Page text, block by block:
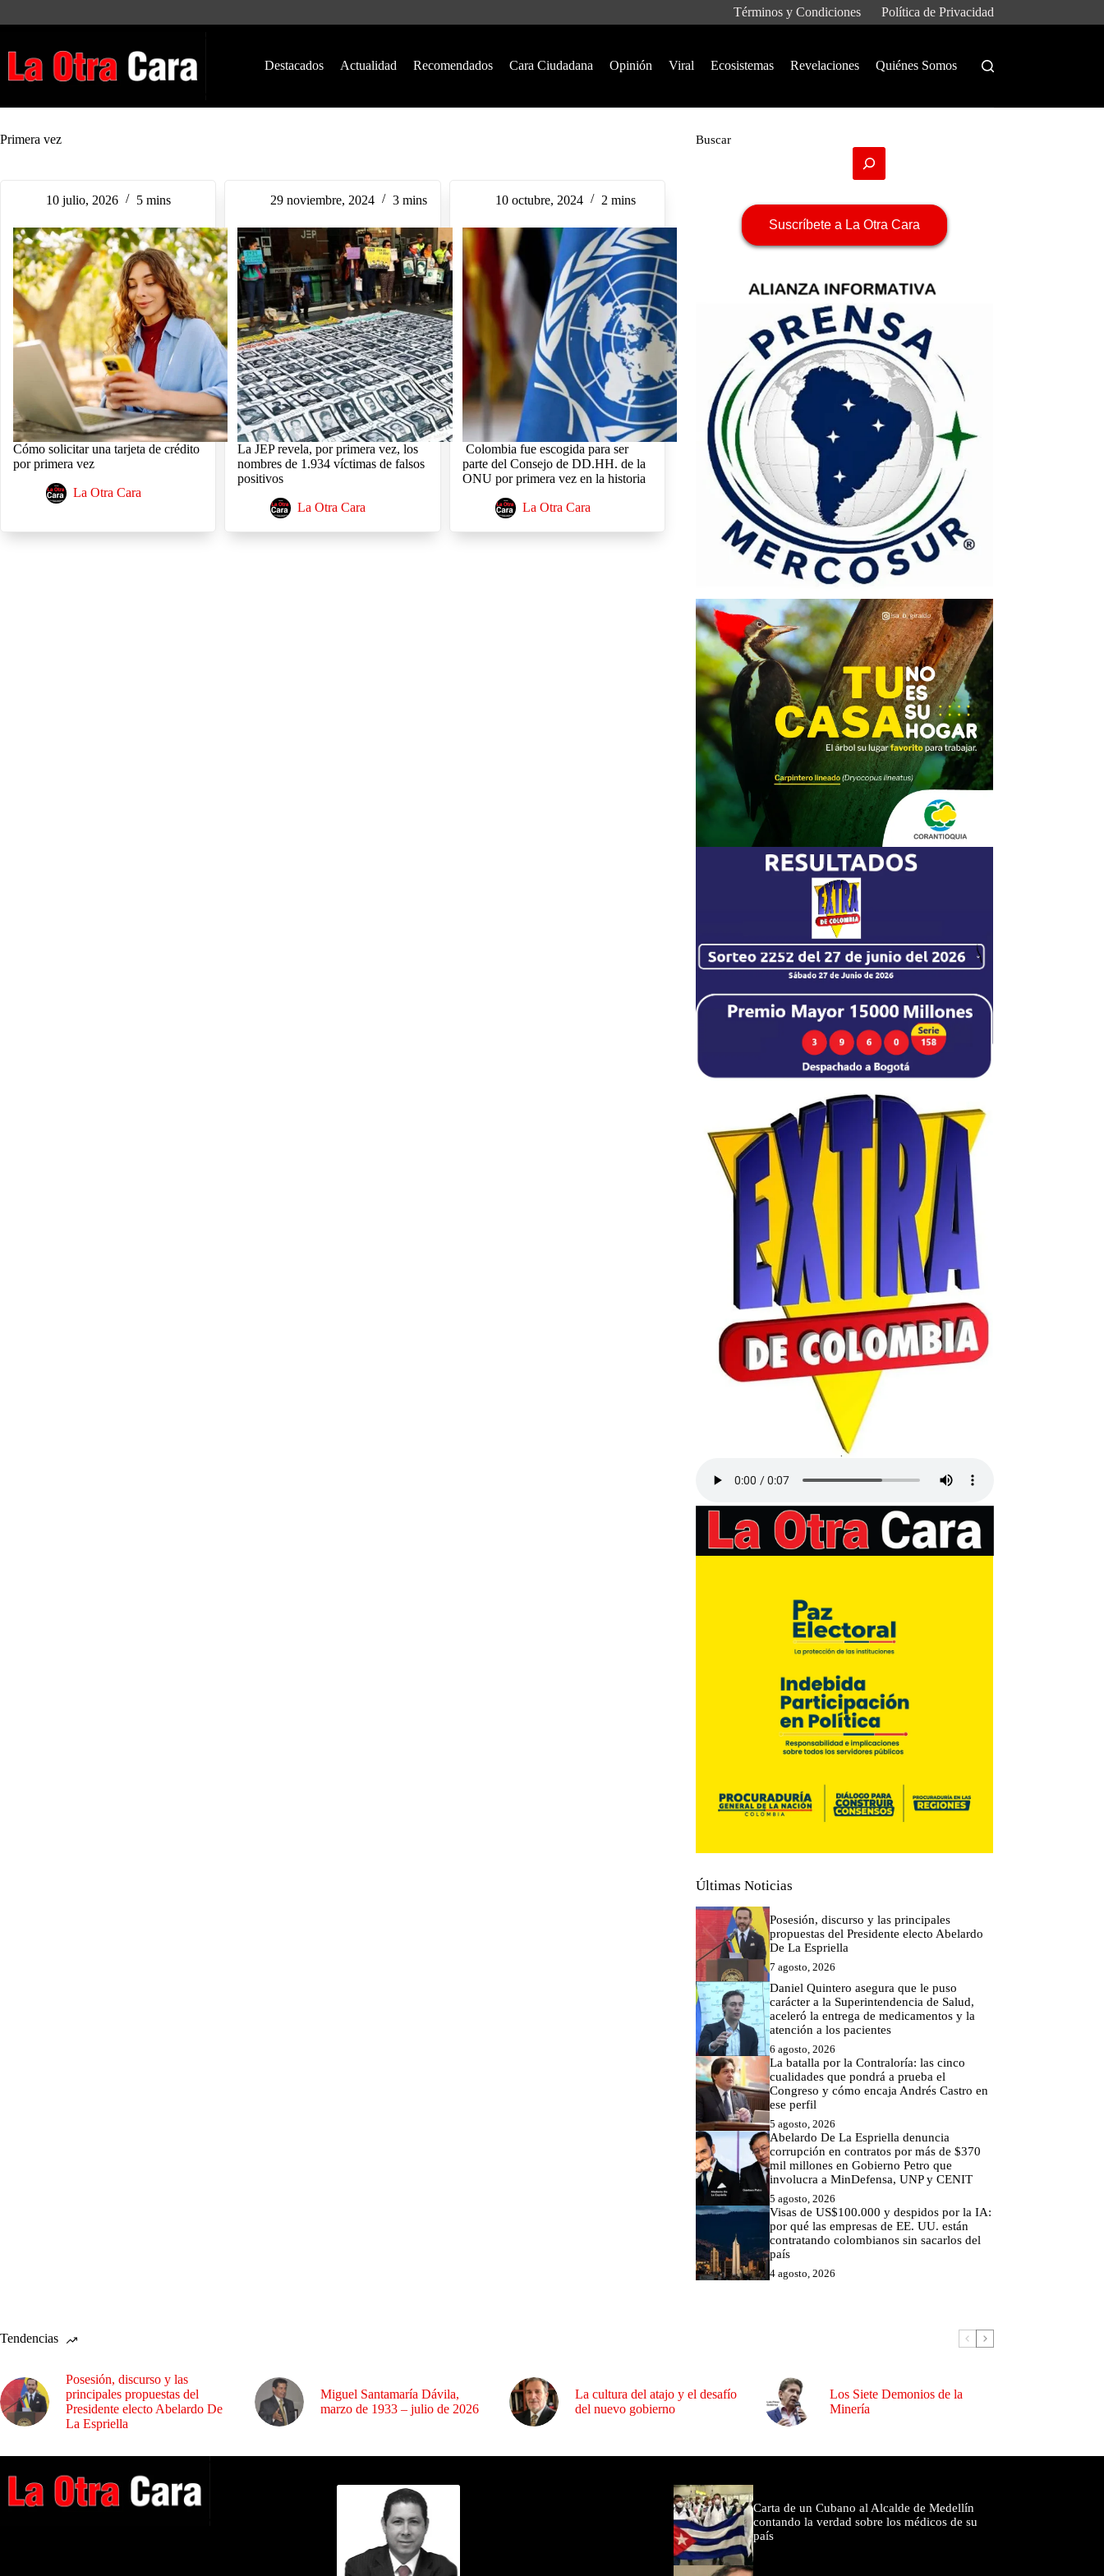
Términos y Condiciones Política de Privacidad
Destacados Actualidad Recomendados Cara Ciudadana Opinión Viral Ecosistemas Revelaciones Quiénes Somos
Primera vez
10 julio, 2026 5 mins
Cómo solicitar una tarjeta de crédito
por primera vez
La Otra Cara
29 noviembre, 2024 3 mins
La JEP revela, por primera vez, los
nombres de 1.934 víctimas de falsos
positivos
La Otra Cara
10 octubre, 2024 2 mins
Colombia fue escogida para ser
parte del Consejo de DD.HH. de la
ONU por primera vez en la historia
La Otra Cara
Buscar
Suscríbete a La Otra Cara
Últimas Noticias
Posesión, discurso y las principales
propuestas del Presidente electo Abelardo
De La Espriella
7 agosto, 2026
Daniel Quintero asegura que le puso
carácter a la Superintendencia de Salud,
aceleró la entrega de medicamentos y la
atención a los pacientes
6 agosto, 2026
La batalla por la Contraloría: las cinco
cualidades que pondrá a prueba el
Congreso y cómo encaja Andrés Castro en
ese perfil
5 agosto, 2026
Abelardo De La Espriella denuncia
corrupción en contratos por más de $370
mil millones en Gobierno Petro que
involucra a MinDefensa, UNP y CENIT
5 agosto, 2026
Visas de US$100.000 y despidos por la IA:
por qué las empresas de EE. UU. están
contratando colombianos sin sacarlos del
país
4 agosto, 2026
Tendencias
Posesión, discurso y las
principales propuestas del
Presidente electo Abelardo De
La Espriella
Miguel Santamaría Dávila,
marzo de 1933 – julio de 2026
La cultura del atajo y el desafío
del nuevo gobierno
Los Siete Demonios de la
Minería
Carta de un Cubano al Alcalde de Medellín
contando la verdad sobre los médicos de su
país